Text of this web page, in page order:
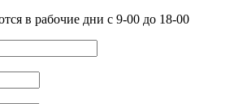
в рабочие дни с 9-00 до 18-00